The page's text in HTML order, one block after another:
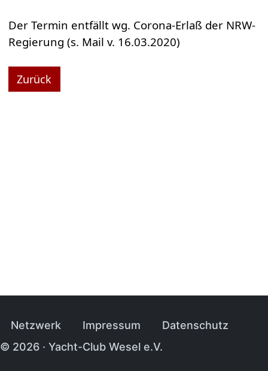
Der Ter­min ent­fällt wg. Corona-Erlaß der NRW-
Regie­rung (s. Mail v. 16.03.2020)
Zurück
Navi­ga­tion über­sprin­gen
Netz­werk Impres­sum
Daten­schutz
© 2026 · Yacht-Club Wesel e.V.